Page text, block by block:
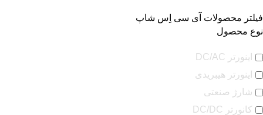
فیلتر محصولات آی سی اِس شاپ
نوع محصول
اینورتر DC/AC
اینورتر هیبریدی
شارژ صنعتی
کانورتر DC/DC